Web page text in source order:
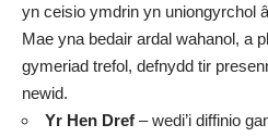
yn ceisio ymdrin yn uniongyrchol
Mae yna bedair ardal wahanol, a
gymeriad trefol, defnydd tir
newid.
Yr Hen Dref – wedi’i diffinio